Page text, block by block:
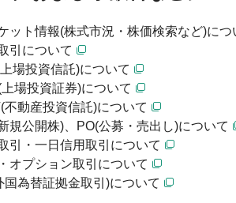
ット情報(株式市況・株価検索など)につ
引について
場投資信託)について
場投資証券)について
不動産投資信託)について
規公開株)、PO(公募・売出し)について
引・一日信用取引について
オプション取引について
国為替証拠金取引)について